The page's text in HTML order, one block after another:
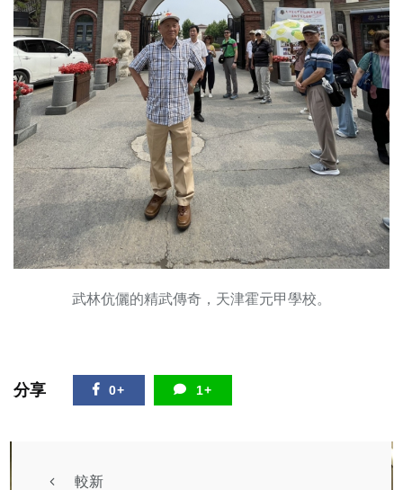
武林伉儷的精武傳奇，天津霍元甲學校。
分享 0+ 1+
較新